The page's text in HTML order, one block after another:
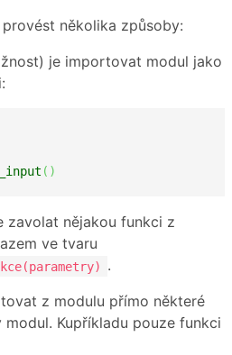
několika způsoby:
je importovat modul jako
( )
zavolat nějakou funkci z
ve tvaru
.
z modulu přímo některé
Kupříkladu pouze funkci